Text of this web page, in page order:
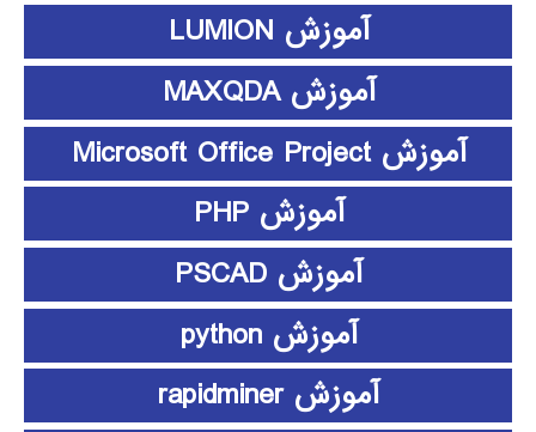
آموزش LUMION
آموزش MAXQDA
آموزش Microsoft Office Project
آموزش PHP
آموزش PSCAD
آموزش python
آموزش rapidminer